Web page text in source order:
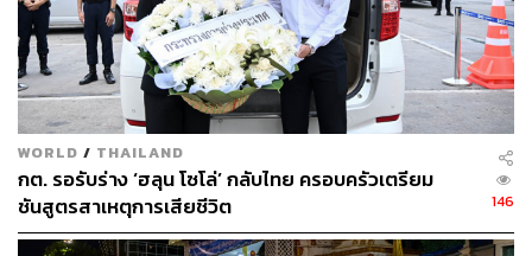
​เมื่อ สนั่น พงษ์อักษร ผู้ว่าราชการจังหวัดกาฬสินธุ์, ดร.กิตติ
สัจจาวัฒนา ผู้อำนวยการ บพท. และ รศ. ดร.สุพรรณี ฉายะ
บุตร หัวหน้าโครงการวิจัย มหาวิทยาลัยศิลปากร ได้ร่วมกัน
ทำพิธีเปิดแล้ว
‘มหัศจรรย์โปงลางกาฬสินธุ์’ โดย ‘เยาวชนต้นกล้า’ โปงลาง
จำนวน 232 คน พร้อมนางรำและนักแสดงกว่า 500 คน สลับ
กันออกมาแสดงหลายชุด เช่น
WORLD / THAILAND
กต. รอรับร่าง ‘ฮลุน โซโล่’ กลับไทย ครอบครัวเตรียม
ชันสูตรสาเหตุการเสียชีวิต
146